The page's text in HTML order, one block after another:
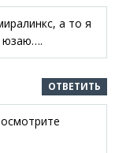
а то я
юзаю….
ОТВЕТИТЬ